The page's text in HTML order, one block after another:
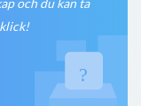
och du kan ta